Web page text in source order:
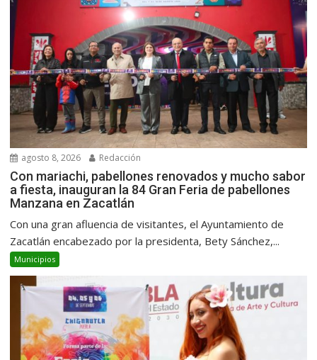
agosto 8, 2026 Redacción
Con mariachi, pabellones renovados y mucho sabor
a fiesta, inauguran la 84 Gran Feria de pabellones
Manzana en Zacatlán
Con una gran afluencia de visitantes, el Ayuntamiento de
Zacatlán encabezado por la presidenta, Bety Sánchez,...
Municipios